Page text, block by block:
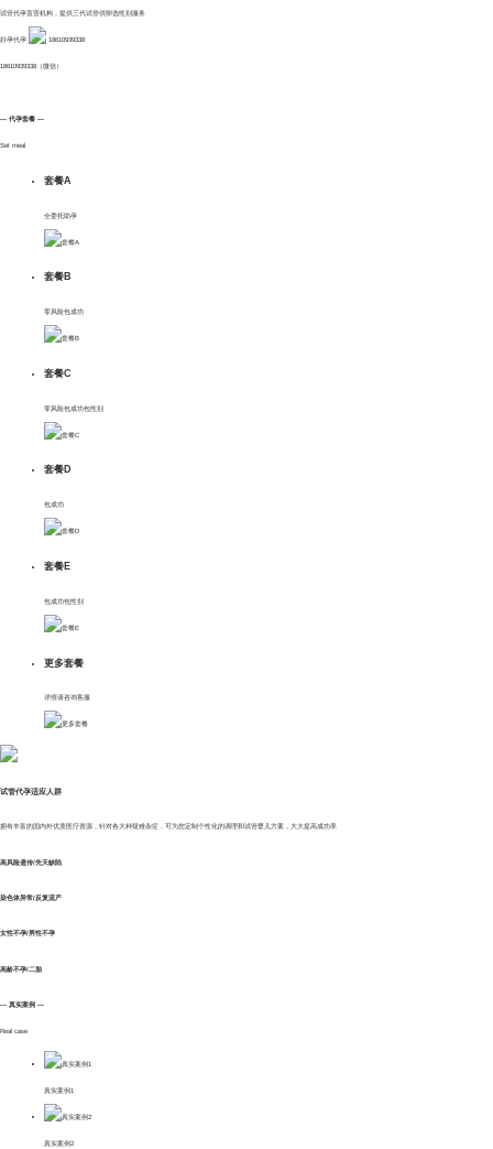
试管代孕直营机构，提供三代试管供卵选性别服务
好孕代孕 18610939338
18610939338（微信）
— 代孕套餐 —
Set meal
套餐A
全委托助孕
套餐B
零风险包成功
套餐C
零风险包成功包性别
套餐D
包成功
套餐E
包成功包性别
更多套餐
详情请咨询客服
试管代孕适应人群
拥有丰富的国内外优质医疗资源，针对各大种疑难杂症，可为您定制个性化的调理和试管婴儿方案，大大提高成功率
高风险遗传/先天缺陷
染色体异常/反复流产
女性不孕/男性不孕
高龄不孕/二胎
— 真实案例 —
Real case
真实案例1
真实案例2
网站首页
关于我们
客户案例
联系我们